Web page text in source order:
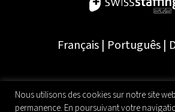
Français | Português |
Nous utilisons des cookies sur notre site
permanence. En poursuivant votre